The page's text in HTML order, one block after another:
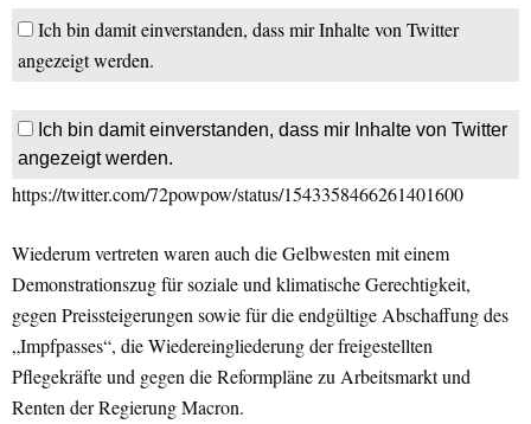
Ich bin damit einverstanden, dass mir Inhalte von Twitter
angezeigt werden.
Ich bin damit einverstanden, dass mir Inhalte von Twitter
angezeigt werden.
https://twitter.com/72powpow/status/1543358466261401600
Wiederum vertreten waren auch die Gelbwesten mit einem
Demonstrationszug für soziale und klimatische Gerechtigkeit,
gegen Preissteigerungen sowie für die endgültige Abschaffung des
„Impfpasses“, die Wiedereingliederung der freigestellten
Pflegekräfte und gegen die Reformpläne zu Arbeitsmarkt und
Renten der Regierung Macron.